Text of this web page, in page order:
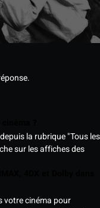
la rubrique "Tous les
sur les affiches des
votre cinéma pour